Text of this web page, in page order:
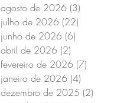
agosto de 2026 (3)
julho de 2026 (22)
junho de 2026 (6)
abril de 2026 (2)
fevereiro de 2026 (7)
janeiro de 2026 (4)
dezembro de 2025 (2)